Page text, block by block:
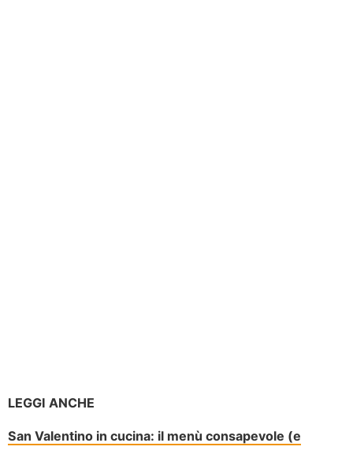
LEGGI ANCHE
San Valentino in cucina: il menù consapevole (e